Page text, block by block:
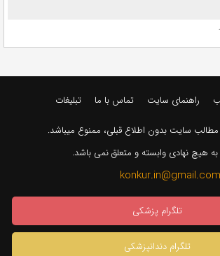
راهنمای سایت تماس با ما تبلیغات
مطالب سایت بدون اطلاع قبلی، ممنوع میباشد.
هیچ نهادی وابسته و متعلق نمی باشد.
تلگرام پزشکی
تلگرام دندانپزشکی